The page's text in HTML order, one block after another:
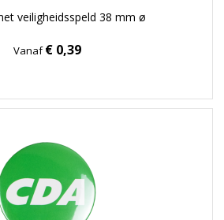
veiligheidsspeld 38 mm ø
Vanaf€ 0,39